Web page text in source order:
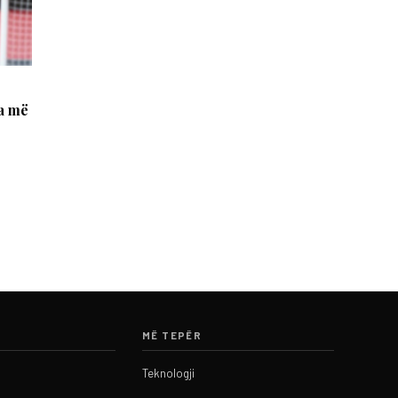
më
MË TEPËR
Teknologji